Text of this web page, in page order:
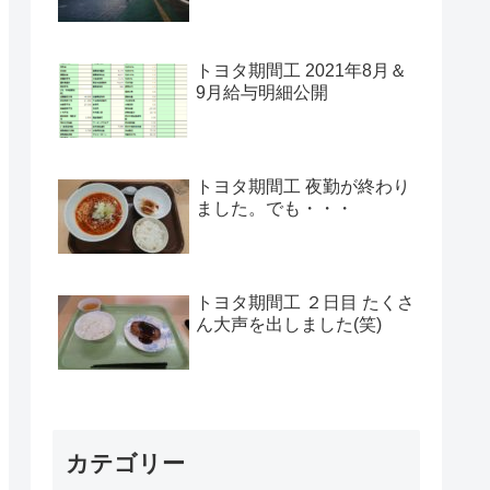
トヨタ期間工 2021年8月＆
9月給与明細公開
トヨタ期間工 夜勤が終わり
ました。でも・・・
トヨタ期間工 ２日目 たくさ
ん大声を出しました(笑)
カテゴリー